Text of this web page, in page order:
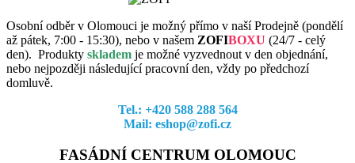
Osobní odběr v Olomouci je možný přímo v naší Prodejně (pondělí
až pátek, 7:00 - 15:30), nebo v našem ZOFIBOXU (24/7 - celý
den). Produkty skladem je možné vyzvednout v den objednání,
nebo nejpozději následující pracovní den, vždy po předchozí
domluvě.
Tel.: +420 588 288 564
Mail: eshop@zofi.cz
FASÁDNÍ CENTRUM OLOMOUC